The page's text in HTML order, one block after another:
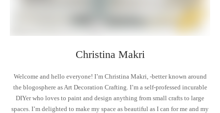
Christina Makri
Welcome and hello everyone! I’m Christina Makri, -better known around
the blogosphere as Art Decoration Crafting. I’m a self-professed incurable
DIYer who loves to paint and design anything from small crafts to large
spaces. I’m delighted to make my space as beautiful as I can for me and my